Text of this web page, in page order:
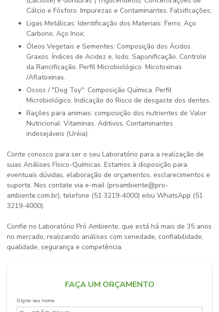
Cálcio e Fósforo. Impurezas e Contaminantes. Falsificações;
Ligas Metálicas: Identificação dos Materiais: Ferro, Aço
Carbono, Aço Inox;
Óleos Vegetais e Sementes: Composição dos Ácidos
Graxos. Índices de Acidez e, Iodo, Saponificação. Controle
da Rancificação. Perfil Microbiológico. Micotoxinas
/Aflatoxinas.
Ossos / "Dog Toy": Composição Química. Perfil
Microbiológico. Indicação do Risco de desgaste dos dentes.
Rações para animais: composição dos nutrientes de Valor
Nutricional: Vitaminas. Aditivos. Contaminantes
indesejáveis (Uréia).
Conte conosco para ser o seu Laboratório para a realização de
suas Análises Físico-Químicas. Estamos à disposição para
eventuais dúvidas, elaboração de orçamentos, esclarecimentos e
suporte. Nos contate via e-mail (proambiente@pro-
ambiente.com.br), telefone (51 3219-4000) e/ou WhatsApp (51
3219-4000).
Confie no Laboratório Pró Ambiente, que está há mais de 35 anos
no mercado, realizando análises com seriedade, confiabilidade,
qualidade, segurança e competência.
FAÇA UM ORÇAMENTO
Digite seu nome